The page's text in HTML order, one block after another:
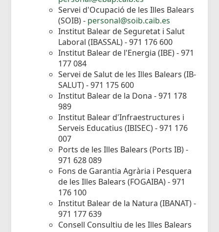
Servei d'Ocupació de les Illes Balears
(SOIB) - personal@soib.caib.es
Institut Balear de Seguretat i Salut
Laboral (IBASSAL) - 971 176 600
Institut Balear de l'Energia (IBE) - 971
177 084
Servei de Salut de les Illes Balears (IB-
SALUT) - 971 175 600
Institut Balear de la Dona - 971 178
989
Institut Balear d'Infraestructures i
Serveis Educatius (IBISEC) - 971 176
007
Ports de les Illes Balears (Ports IB) -
971 628 089
Fons de Garantia Agrària i Pesquera
de les Illes Balears (FOGAIBA) - 971
176 100
Institut Balear de la Natura (IBANAT) -
971 177 639
Consell Consultiu de les Illes Balears